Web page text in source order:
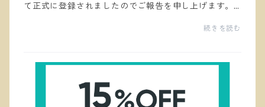
て正式に登録されましたのでご報告を申し上げます。
指定商品又は指定役務並びに商品及び役務の区分 第
続きを読む